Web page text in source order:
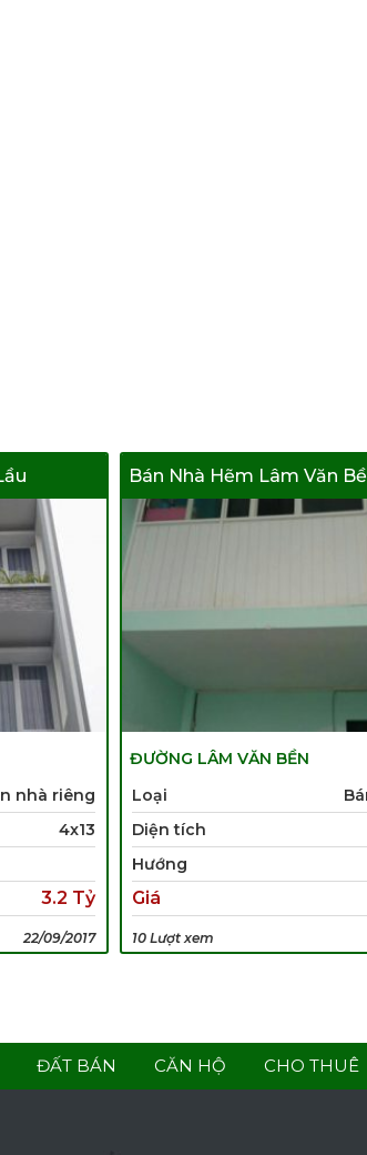
nhà riêng
4x13
3.2 Tỷ
22/09/2017
ĐƯỜNG LÂM VĂN BỀN
Loại
Diện tích
Hướng
Giá
10 Lượt xem
ĐẤT BÁN CĂN HỘ CHO THUÊ